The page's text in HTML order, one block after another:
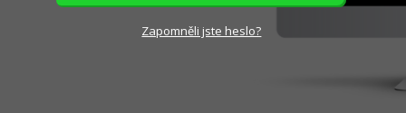
Zapomněli jste heslo?